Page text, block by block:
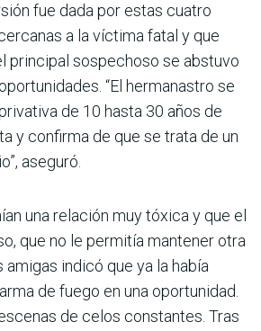
fue dada por estas cuatro
a la víctima fatal y que
principal sospechoso se abstuvo
“El hermanastro se
de 10 hasta 30 años de
y confirma de que se trata de un
aseguró.
una relación muy tóxica y que el
que no le permitía mantener otra
amigas indicó que ya la había
de fuego en una oportunidad.
de celos constantes. Tras